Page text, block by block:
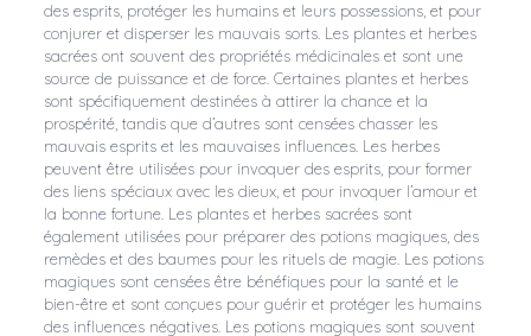
des esprits, protéger les humains et leurs possessions, et pour
conjurer et disperser les mauvais sorts. Les plantes et herbes
sacrées ont souvent des propriétés médicinales et sont une
source de puissance et de force. Certaines plantes et herbes
sont spécifiquement destinées à attirer la chance et la
prospérité, tandis que d’autres sont censées chasser les
mauvais esprits et les mauvaises influences. Les herbes
peuvent être utilisées pour invoquer des esprits, pour former
des liens spéciaux avec les dieux, et pour invoquer l’amour et
la bonne fortune. Les plantes et herbes sacrées sont
également utilisées pour préparer des potions magiques, des
remèdes et des baumes pour les rituels de magie. Les potions
magiques sont censées être bénéfiques pour la santé et le
bien-être et sont conçues pour guérir et protéger les humains
des influences négatives. Les potions magiques sont souvent